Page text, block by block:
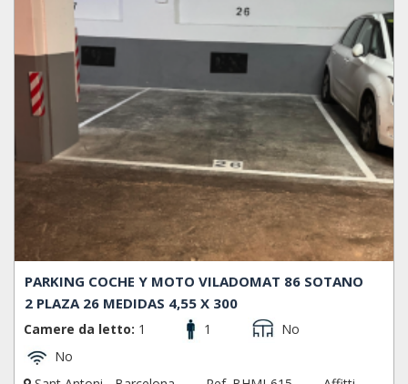
PARKING COCHE Y MOTO VILADOMAT 86 SOTANO
2 PLAZA 26 MEDIDAS 4,55 X 300
Camere da letto: 1 1
No
No